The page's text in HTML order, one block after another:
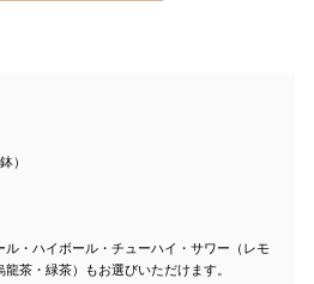
）
・ハイボール・チューハイ・サワー（レモ
茶・緑茶）もお選びいただけます。